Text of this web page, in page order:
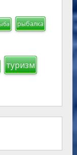
рыбалка
туризм